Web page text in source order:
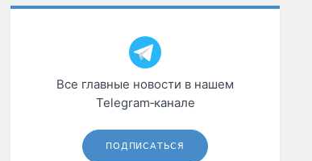
Все главные новости в нашем
Telegram‑канале
ПОДПИСАТЬСЯ